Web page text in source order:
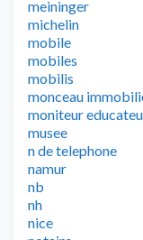
meininger
michelin
mobile
mobiles
mobilis
monceau
moniteur
musee
n de telephone
namur
nb
nh
nice